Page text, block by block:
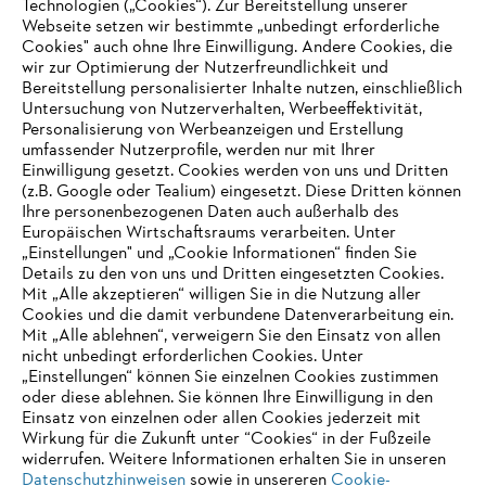
AUSZEICHNUNGEN
Technologien („Cookies“). Zur Bereitstellung unserer
Webseite setzen wir bestimmte „unbedingt erforderliche
Cookies" auch ohne Ihre Einwilligung. Andere Cookies, die
wir zur Optimierung der Nutzerfreundlichkeit und
Bereitstellung personalisierter Inhalte nutzen, einschließlich
Untersuchung von Nutzerverhalten, Werbeeffektivität,
Personalisierung von Werbeanzeigen und Erstellung
umfassender Nutzerprofile, werden nur mit Ihrer
Einwilligung gesetzt. Cookies werden von uns und Dritten
(z.B. Google oder Tealium) eingesetzt. Diese Dritten können
Ihre personenbezogenen Daten auch außerhalb des
Europäischen Wirtschaftsraums verarbeiten. Unter
„Einstellungen" und „Cookie Informationen“ finden Sie
Details zu den von uns und Dritten eingesetzten Cookies.
Mit „Alle akzeptieren“ willigen Sie in die Nutzung aller
Cookies und die damit verbundene Datenverarbeitung ein.
Mit „Alle ablehnen“, verweigern Sie den Einsatz von allen
nicht unbedingt erforderlichen Cookies. Unter
„Einstellungen“ können Sie einzelnen Cookies zustimmen
oder diese ablehnen. Sie können Ihre Einwilligung in den
Einsatz von einzelnen oder allen Cookies jederzeit mit
Wirkung für die Zukunft unter “Cookies“ in der Fußzeile
widerrufen. Weitere Informationen erhalten Sie in unseren
Datenschutzhinweisensowie in unsereren Cookie-